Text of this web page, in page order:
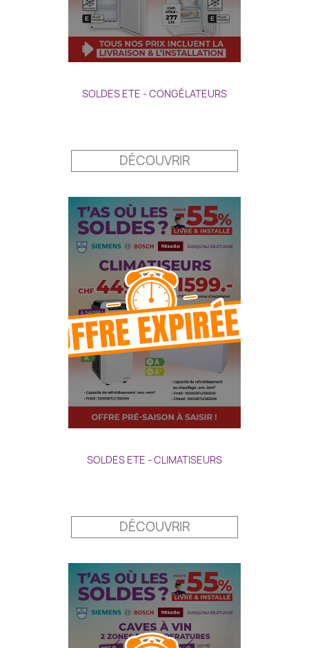
SOLDES ETE - CONGÉLATEURS
DÉCOUVRIR
SOLDES ETE - CLIMATISEURS
DÉCOUVRIR